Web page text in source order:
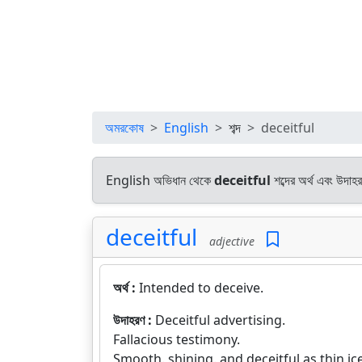
অমরকোষ English শব্দ deceitful
English অভিধান থেকেdeceitful শব্দের অর্থ এবং
deceitful adjective
অর্থ : Intended to deceive.
উদাহরণ : Deceitful advertising.
Fallacious testimony.